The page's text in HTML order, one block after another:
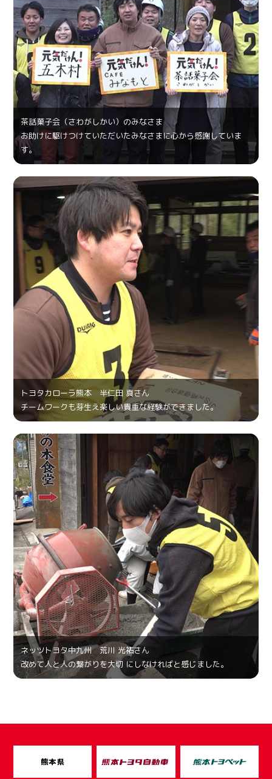
茶話菓⼦会（さわがしかい）のみなさま
お助けに駆けつけていただいたみなさまに心から感謝していま
す。
トヨタカローラ熊本 半仁田 真さん
チームワークも芽生え楽しい貴重な経験ができました。
ネッツトヨタ中九州 荒川 光祐さん
改めて人と人の繋がりを大切 にしなければと感じました。